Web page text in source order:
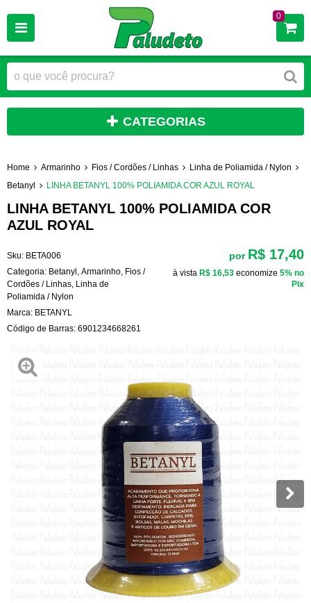
0
CATEGORIAS
Home Armarinho Fios / Cordões / Linhas
Linha de Poliamida / Nylon
Betanyl
LINHA BETANYL 100% POLIAMIDA COR AZUL ROYAL
LINHA BETANYL 100% POLIAMIDA COR
AZUL ROYAL
Sku: BETA006
Categoria: Betanyl Armarinho Fios /
Cordões / Linhas Linha de
Poliamida / Nylon
Marca: BETANYL
Código de Barras: 6901234668261
por R$ 17,40
à vista R$ 16,53 economize 5% no
Pix